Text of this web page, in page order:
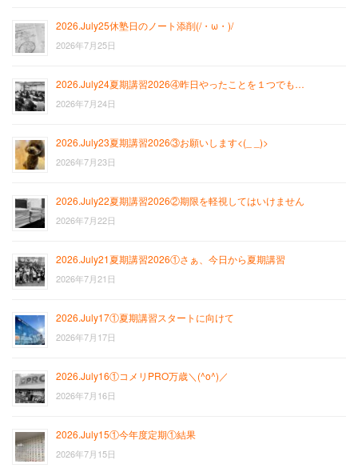
2026.July25休塾日のノート添削(/・ω・)/
2026年7月25日
2026.July24夏期講習2026④昨日やったことを１つでも…
2026年7月24日
2026.July23夏期講習2026③お願いします<(_ _)>
2026年7月23日
2026.July22夏期講習2026②期限を軽視してはいけません
2026年7月22日
2026.July21夏期講習2026①さぁ、今日から夏期講習
2026年7月21日
2026.July17①夏期講習スタートに向けて
2026年7月17日
2026.July16①コメリPRO万歳＼(^o^)／
2026年7月16日
2026.July15①今年度定期①結果
2026年7月15日